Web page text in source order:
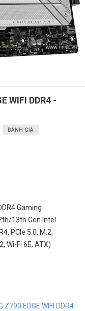
WIFI DDR4 -
ĐÁNH GIÁ
Gaming
13th Gen Intel
PCIe 5.0, M.2,
Wi-Fi 6E, ATX)
EDGE WIFI DDR4 -